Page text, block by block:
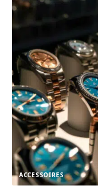
ACCESSOIRES